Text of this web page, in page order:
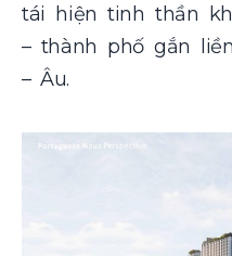
tái hiện tinh thần
– thành phố gắn
– Âu.